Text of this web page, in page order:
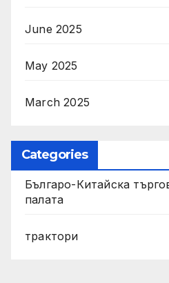
June 2025
May 2025
March 2025
Categories
Българо-Китайска
палата
трактори